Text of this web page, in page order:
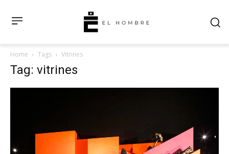
Home Tags Vitrines
Tag: vitrines